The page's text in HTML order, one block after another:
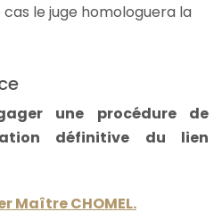
cas le juge homologuera la
une procédure de
définitive du lien
Maître CHOMEL.